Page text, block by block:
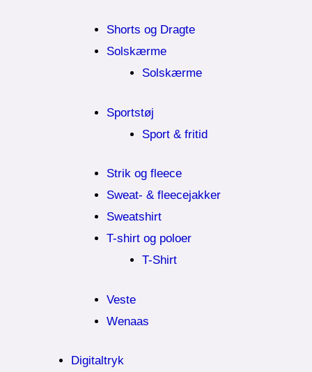
Shorts og Dragte
Solskærme
Solskærme
Sportstøj
Sport & fritid
Strik og fleece
Sweat- & fleecejakker
Sweatshirt
T-shirt og poloer
T-Shirt
Veste
Wenaas
Digitaltryk